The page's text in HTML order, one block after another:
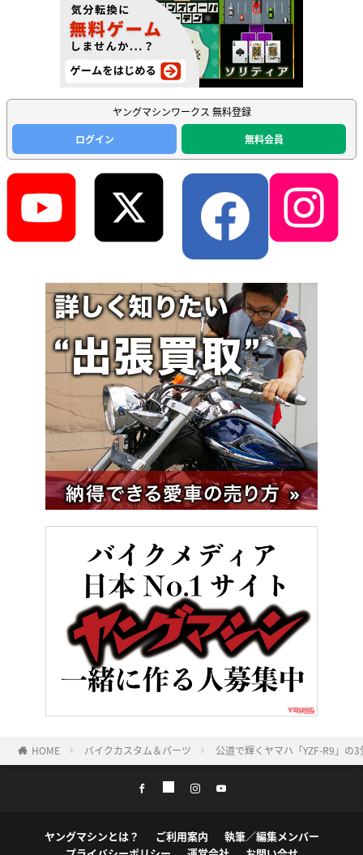
ヤングマシンワークス 無料登録
ログイン
無料会員
HOME バイクカスタム＆パーツ 公道で輝くヤマハ「YZF-R9」の
ヤングマシンとは？ ご利用案内
執筆／編集メンバー